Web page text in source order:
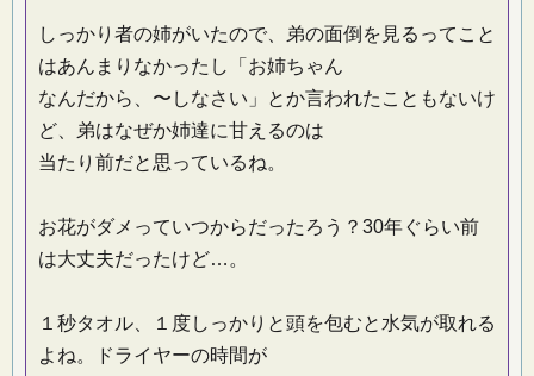
しっかり者の姉がいたので、弟の面倒を見るってこと
はあんまりなかったし「お姉ちゃん
なんだから、〜しなさい」とか言われたこともないけ
ど、弟はなぜか姉達に甘えるのは
当たり前だと思っているね。
お花がダメっていつからだったろう？30年ぐらい前
は大丈夫だったけど…。
１秒タオル、１度しっかりと頭を包むと水気が取れる
よね。ドライヤーの時間が